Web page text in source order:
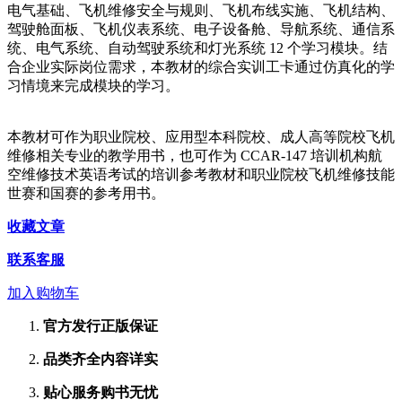
电气基础、飞机维修安全与规则、飞机布线实施、飞机结构、
驾驶舱面板、飞机仪表系统、电子设备舱、导航系统、通信系
统、电气系统、自动驾驶系统和灯光系统 12 个学习模块。结
合企业实际岗位需求，本教材的综合实训工卡通过仿真化的学
习情境来完成模块的学习。
本教材可作为职业院校、应用型本科院校、成人高等院校飞机
维修相关专业的教学用书，也可作为 CCAR-147 培训机构航
空维修技术英语考试的培训参考教材和职业院校飞机维修技能
世赛和国赛的参考用书。
收藏文章
联系客服
加入购物车
官方发行正版保证
品类齐全内容详实
贴心服务购书无忧